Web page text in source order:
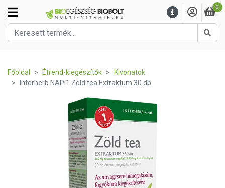
0
Főoldal Étrend-kiegészítők
Kivonatok
Interherb NAPI1 Zöld tea Extraktum 30 db